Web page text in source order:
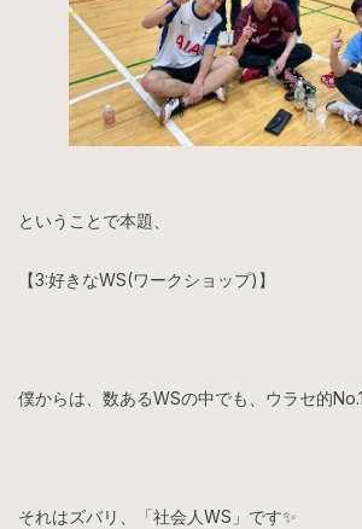
ということで本題、
【3:好きなWS(ワークショップ)】
僕からは、数あるWSの中でも、ウラセ的
それはズバリ、「社会人WS」です✨